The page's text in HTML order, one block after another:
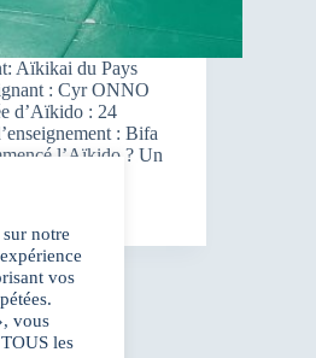
Aïkikai du Pays
: Cyr ONNO
d’Aïkido : 24
: Bifa
l’Aïkido ? Un
notre
vos
vous
les